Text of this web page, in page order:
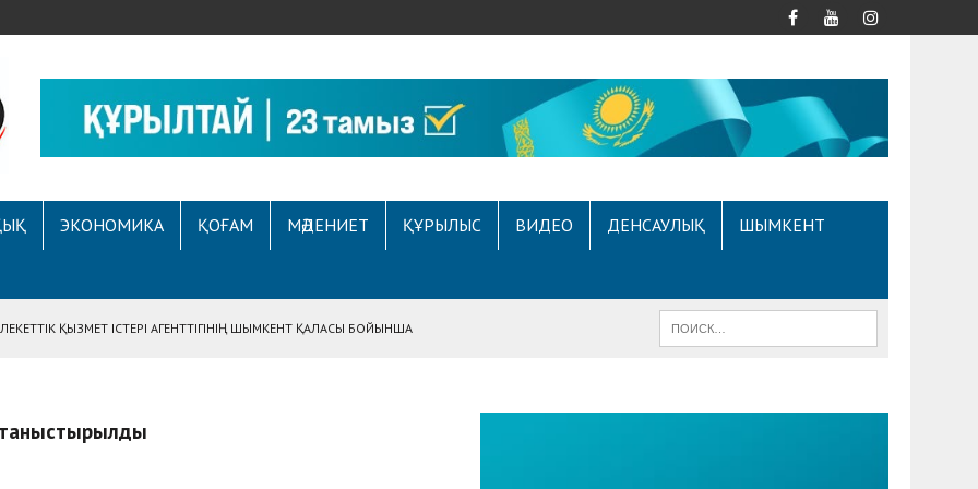
ЭКОНОМИКА ҚОҒАМ МӘДЕНИЕТ ҚҰРЫЛЫС ВИДЕО ДЕНСАУЛЫҚ ШЫМКЕНТ
ҚЫЗМЕТ ІСТЕРІ АГЕНТТІГІНІҢ ШЫМКЕНТ ҚАЛАСЫ БОЙЫНША
САУАТТЫЛЫҚ МӘСЕЛЕЛЕРІ ТАЛҚЫЛАНДЫ
СҰХБАТ БЕРІЛДІ
таныстырылды